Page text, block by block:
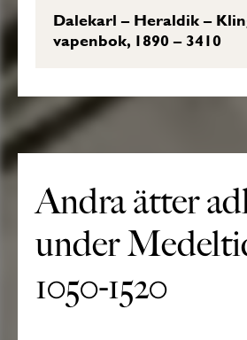
Dalekarl – Heraldik –
vapenbok, 1890 – 3410
Andra ätter
under
1050-1520